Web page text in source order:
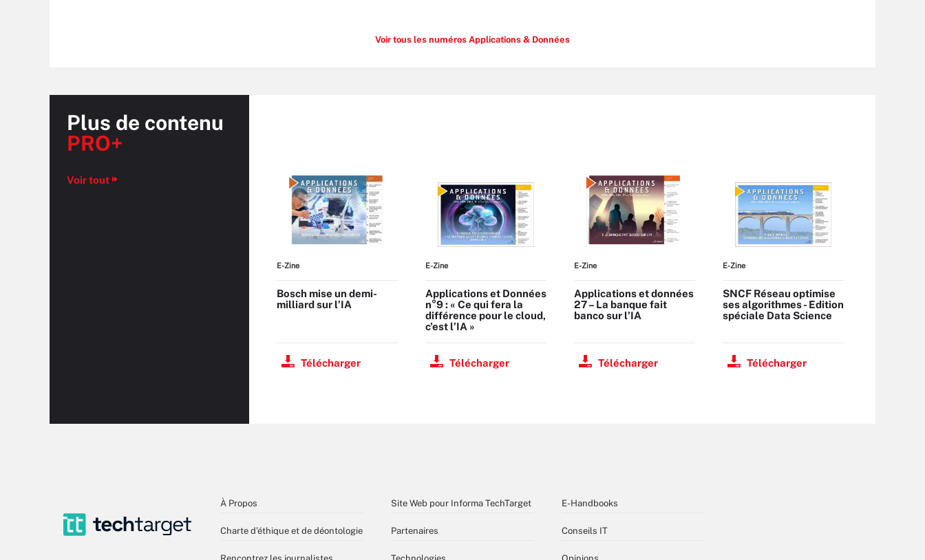
Voir tous les numéros Applications & Données
Plus de contenu
PRO+
Voir tout
E-Zine
Bosch mise un demi-
milliard sur l’IA
Télécharger
E-Zine
Applications et Données
n°9 : « Ce qui fera la
différence pour le cloud,
c’est l’IA »
Télécharger
E-Zine
Applications et données
27 – La banque fait
banco sur l’IA
Télécharger
E-Zine
SNCF Réseau optimise
ses algorithmes - Edition
spéciale Data Science
Télécharger
À Propos
Charte d’éthique et de déontologie
Site Web pour Informa TechTarget
Partenaires
E-Handbooks
Conseils IT